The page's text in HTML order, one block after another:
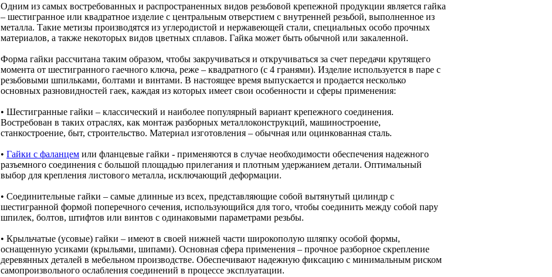
Одним из самых востребованных и распространенных видов резьбовой крепежной продукции является гайка
– шестигранное или квадратное изделие с центральным отверстием с внутренней резьбой, выполненное из
металла. Такие метизы производятся из углеродистой и нержавеющей стали, специальных особо прочных
материалов, а также некоторых видов цветных сплавов. Гайка может быть обычной или закаленной.
Форма гайки рассчитана таким образом, чтобы закручиваться и откручиваться за счет передачи крутящего
момента от шестигранного гаечного ключа, реже – квадратного (с 4 гранями). Изделие используется в паре с
резьбовыми шпильками, болтами и винтами. В настоящее время выпускается и продается несколько
основных разновидностей гаек, каждая из которых имеет свои особенности и сферы применения:
• Шестигранные гайки – классический и наиболее популярный вариант крепежного соединения.
Востребован в таких отраслях, как монтаж разборных металлоконструкций, машиностроение,
станкостроение, быт, строительство. Материал изготовления – обычная или оцинкованная сталь.
• Гайки с фаланцем или фланцевые гайки - применяются в случае необходимости обеспечения надежного
разъемного соединения с большой площадью прилегания и плотным удержанием детали. Оптимальный
выбор для крепления листового металла, исключающий деформации.
• Соединительные гайки – самые длинные из всех, представляющие собой вытянутый цилиндр с
шестигранной формой поперечного сечения, использующийся для того, чтобы соединить между собой пару
шпилек, болтов, штифтов или винтов с одинаковыми параметрами резьбы.
• Крыльчатые (усовые) гайки – имеют в своей нижней части широкополую шляпку особой формы,
оснащенную усиками (крыльями, шипами). Основная сфера применения – прочное разборное скрепление
деревянных деталей в мебельном производстве. Обеспечивают надежную фиксацию с минимальным риском
самопроизвольного ослабления соединений в процессе эксплуатации.